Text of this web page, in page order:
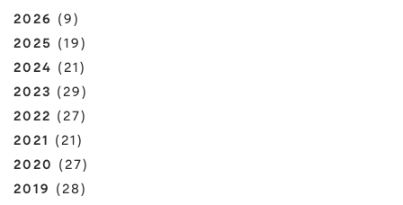
2026 (9)
2025 (19)
2024 (21)
2023 (29)
2022 (27)
2021 (21)
2020 (27)
2019 (28)